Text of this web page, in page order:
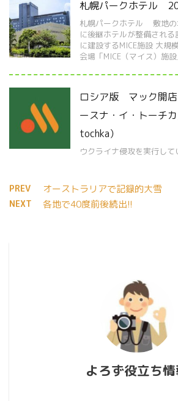
札幌パークホテル
札幌パークホテル 敷地の
に後継ホテルが整備され
に建設するMICE施設 大規
会場「MICE（マイス）施
ロシア版 マック開
ースナ・イ・トーチ
tochka）
ウクライナ侵攻を実行し
PREV オーストラリアで記録的大雪
NEXT 各地で40度前後続出!!
よろず役立ち